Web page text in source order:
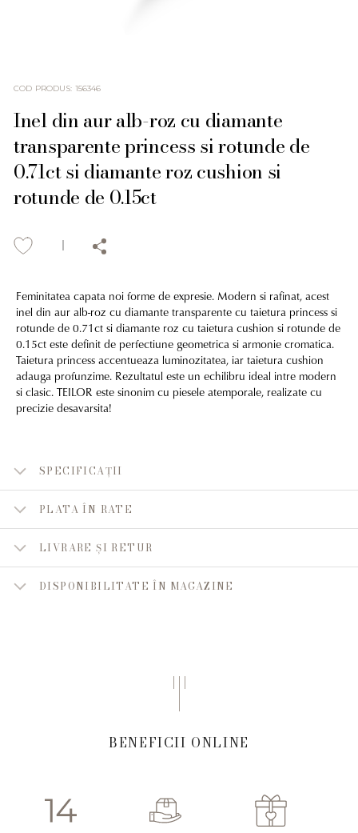
COD PRODUS: 156346
Inel din aur alb-roz cu diamante
transparente princess si rotunde de
0.71ct si diamante roz cushion si
rotunde de 0.15ct
Feminitatea capata noi forme de expresie. Modern si rafinat, acest
inel din aur alb-roz cu diamante transparente cu taietura princess si
rotunde de 0.71ct si diamante roz cu taietura cushion si rotunde de
0.15ct este definit de perfectiune geometrica si armonie cromatica.
Taietura princess accentueaza luminozitatea, iar taietura cushion
adauga profunzime. Rezultatul este un echilibru ideal intre modern
si clasic. TEILOR este sinonim cu piesele atemporale, realizate cu
precizie desavarsita!
SPECIFICAȚII
PLATA ÎN RATE
LIVRARE ȘI RETUR
DISPONIBILITATE ÎN MAGAZINE
BENEFICII ONLINE